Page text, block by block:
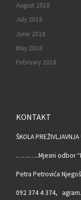
August 2018
July 2018
June 2018
May 2018
February 2018
KONTAKT
ŠKOLA
………..Mjesni odbor
Petra Petrovića
092 374 4 374,